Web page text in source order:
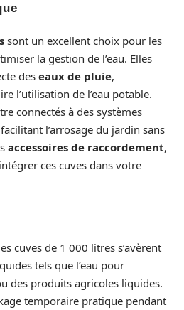
sont un excellent choix pour les
la gestion de l’eau. Elles
des eaux de pluie,
l’utilisation de l’eau potable.
connectés à des systèmes
l’arrosage du jardin sans
accessoires de raccordement,
ces cuves dans votre
cuves de 1 000 litres s’avèrent
tels que l’eau pour
des produits agricoles liquides.
temporaire pratique pendant